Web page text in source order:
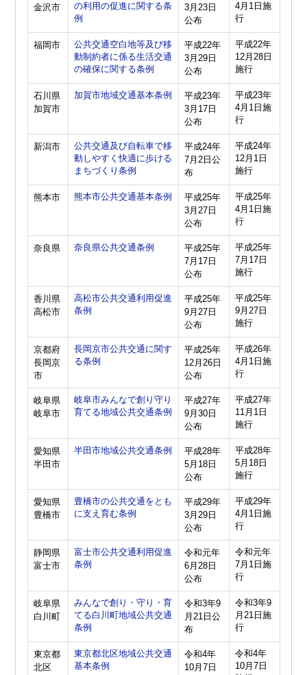
金沢市
の利用の促進に関する条
例
3月23日
公布
4月1日施
行
福岡市
公共交通空白地等及び移
動制約者に係る生活交通
の確保に関する条例
平成22年
3月29日
公布
平成22年
12月28日
施行
石川県
加賀市
加賀市地域交通基本条例
平成23年
3月17日
公布
平成23年
4月1日施
行
新潟市
公共交通及び自転車で移
動しやすく快適に歩ける
まちづくり条例
平成24年
7月2日公
布
平成24年
12月1日
施行
熊本市 熊本市公共交通基本条例
平成25年
3月27日
公布
平成25年
4月1日施
行
奈良県 奈良県公共交通条例
平成25年
7月17日
公布
平成25年
7月17日
施行
香川県
高松市
高松市公共交通利用促進
条例
平成25年
9月27日
公布
平成25年
9月27日
施行
京都府
長岡京
市
長岡京市公共交通に関す
る条例
平成25年
12月26日
公布
平成26年
4月1日施
行
岐阜県
岐阜市
岐阜市みんなで創り守り
育てる地域公共交通条例
平成27年
9月30日
公布
平成27年
11月1日
施行
愛知県
半田市
半田市地域公共交通条例
平成28年
5月18日
公布
平成28年
5月18日
施行
愛知県
豊橋市
豊橋市の公共交通をとも
に支え育む条例
平成29年
3月29日
公布
平成29年
4月1日施
行
静岡県
富士市
富士市公共交通利用促進
条例
令和元年
6月28日
公布
令和元年
7月1日施
行
岐阜県
白川町
みんなで創り・守り・育
てる白川町地域公共交通
条例
令和3年9
月21日公
布
令和3年9
月21日施
行
東京都
北区
東京都北区地域公共交通
基本条例
令和4年
10月7日
令和4年
10月7日